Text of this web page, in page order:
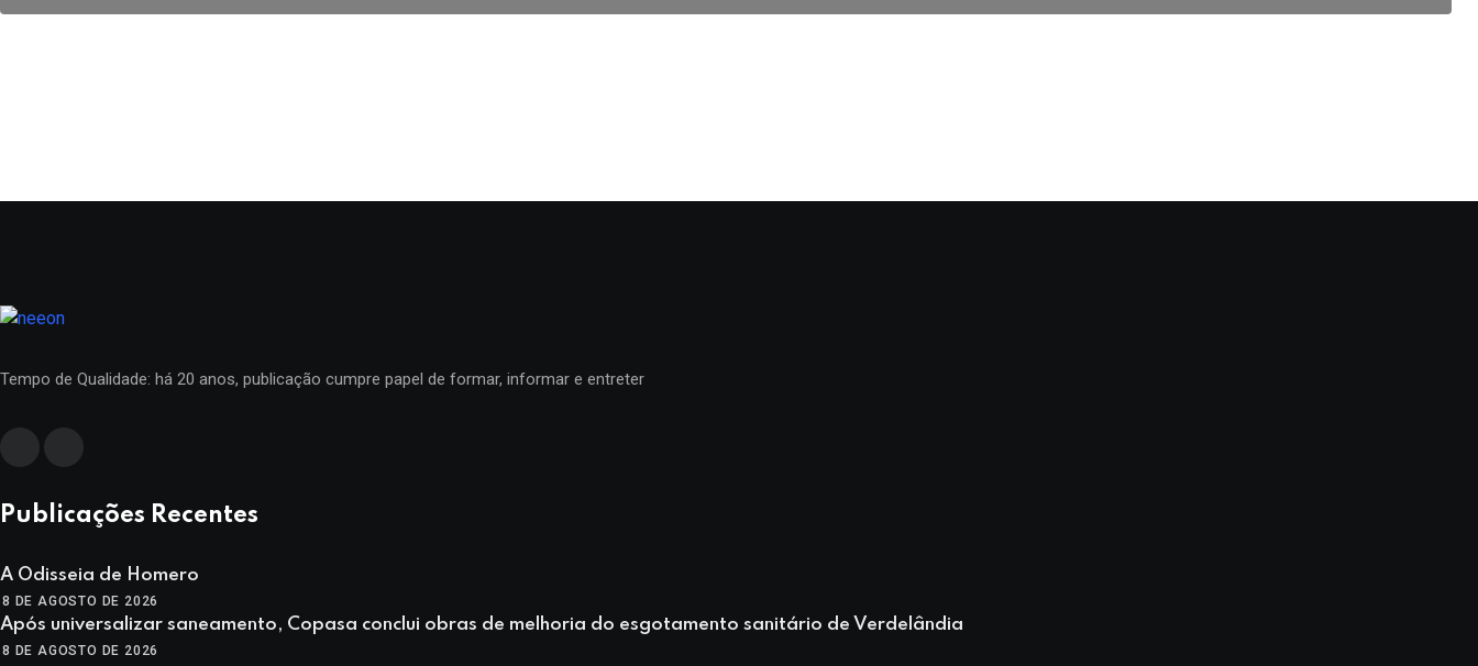
Tempo de Qualidade: há 20 anos, publicação cumpre papel de formar, informar e entreter
Publicações Recentes
A Odisseia de Homero
8 DE AGOSTO DE 2026
Após universalizar saneamento, Copasa conclui obras de melhoria do esgotamento sanitário de Verdelândia
8 DE AGOSTO DE 2026